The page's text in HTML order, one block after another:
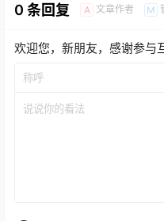
0 条回复 A 文章作者 M
欢迎您，新朋友，感谢参与